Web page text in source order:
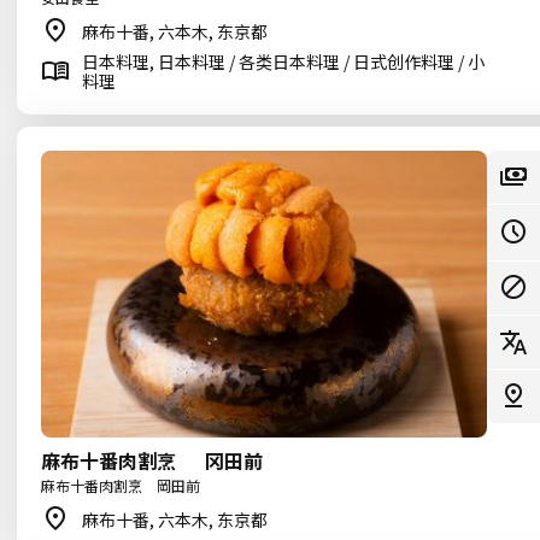
麻布十番, 六本木, 东京都
日本料理, 日本料理 / 各类日本料理 / 日式创作料理 / 小
料理
麻布十番肉割烹 冈田前
麻布十番肉割烹 岡田前
麻布十番, 六本木, 东京都